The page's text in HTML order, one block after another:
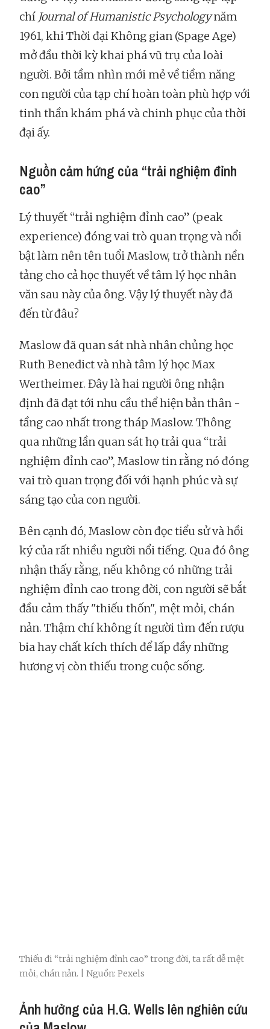
chí Journal of Humanistic Psychologynăm
1961, khi Thời đại Không gian (Spage Age)
mở đầu thời kỳ khai phá vũ trụ của loài
người. Bởi tầm nhìn mới mẻ về tiềm năng
con người của tạp chí hoàn toàn phù hợp với
tinh thần khám phá và chinh phục của thời
đại ấy.
Nguồn cảm hứng của “trải nghiệm đỉnh
cao”
Lý thuyết “trải nghiệm đỉnh cao” (peak
experience) đóng vai trò quan trọng và nổi
bật làm nên tên tuổi Maslow, trở thành nền
tảng cho cả học thuyết về tâm lý học nhân
văn sau này của ông. Vậy lý thuyết này đã
đến từ đâu?
Maslow đã quan sát nhà nhân chủng học
Ruth Benedict và nhà tâm lý học Max
Wertheimer. Đây là hai người ông nhận
định đã đạt tới nhu cầu thể hiện bản thân -
tầng cao nhất trong tháp Maslow. Thông
qua những lần quan sát họ trải qua “trải
nghiệm đỉnh cao”, Maslow tin rằng nó đóng
vai trò quan trọng đối với hạnh phúc và sự
sáng tạo của con người.
Bên cạnh đó, Maslow còn đọc tiểu sử và hồi
ký của rất nhiều người nổi tiếng. Qua đó ông
nhận thấy rằng, nếu không có những trải
nghiệm đỉnh cao trong đời, con người sẽ bắt
đầu cảm thấy "thiếu thốn", mệt mỏi, chán
nản. Thậm chí không ít người tìm đến rượu
bia hay chất kích thích để lấp đầy những
hương vị còn thiếu trong cuộc sống.
Thiếu đi “trải nghiệm đỉnh cao” trong đời, ta rất dễ mệt
mỏi, chán nản. | Nguồn: Pexels
Ảnh hưởng của H.G. Wells lên nghiên cứu